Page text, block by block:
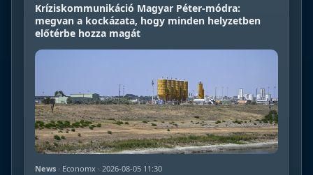
Kríziskommunikáció Magyar Péter-módra:
megvan a kockázata, hogy minden helyzetben
előtérbe hozza magát
News · Economx · 2026-08-05 11:30